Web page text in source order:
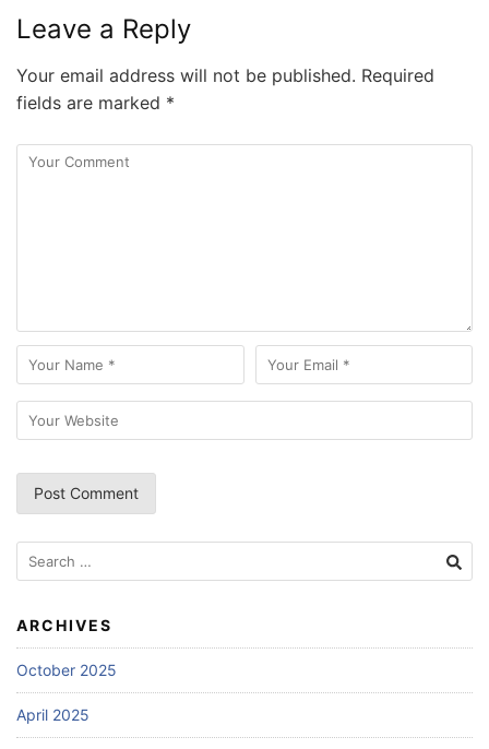
Leave a Reply
Your email address will not be published. Required
fields are marked *
Search
for:
ARCHIVES
October 2025
April 2025